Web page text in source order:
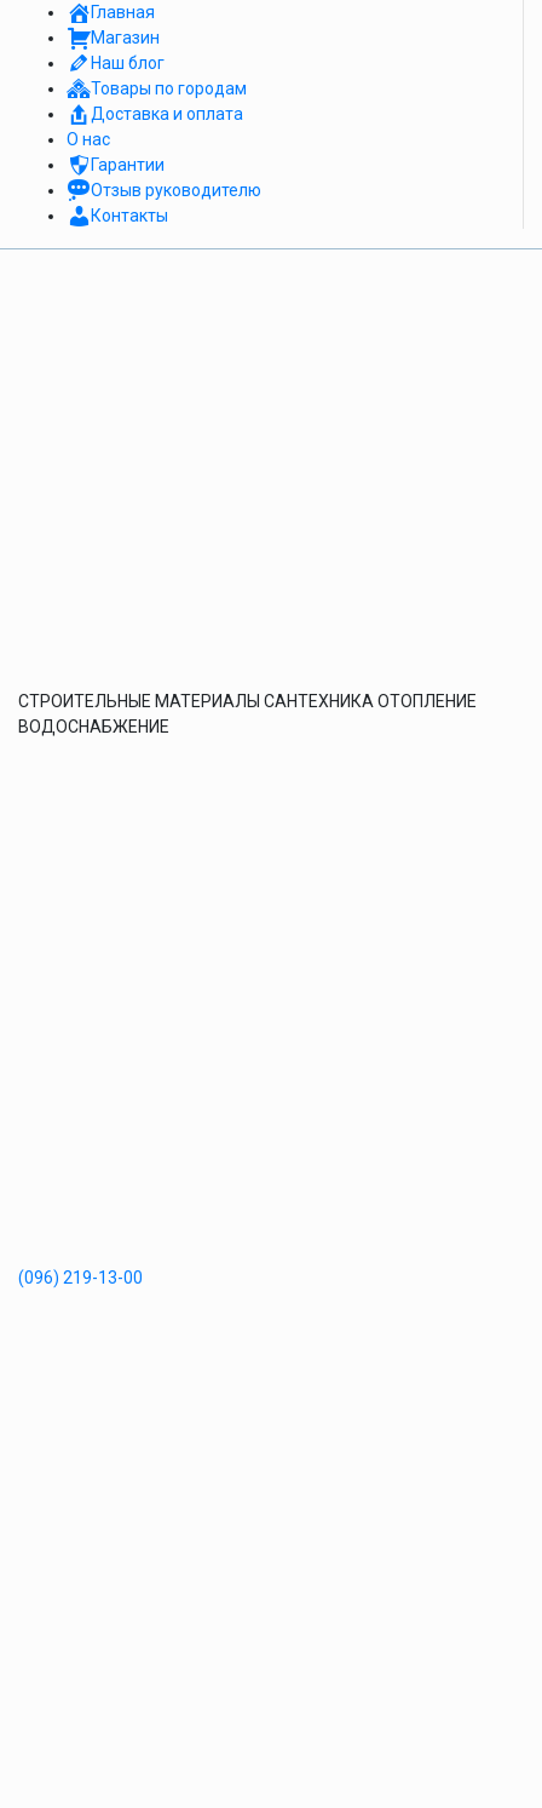
Главная
Магазин
Наш блог
Товары по городам
Доставка и оплата
О нас
Гарантии
Отзыв руководителю
Контакты
СТРОИТЕЛЬНЫЕ МАТЕРИАЛЫ САНТЕХНИКА ОТОПЛЕНИЕ
ВОДОСНАБЖЕНИЕ
(096) 219-13-00